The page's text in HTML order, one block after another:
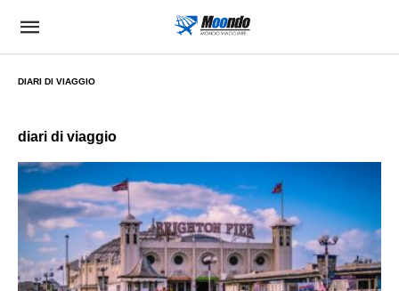
DIARI DI VIAGGIO
diari di viaggio